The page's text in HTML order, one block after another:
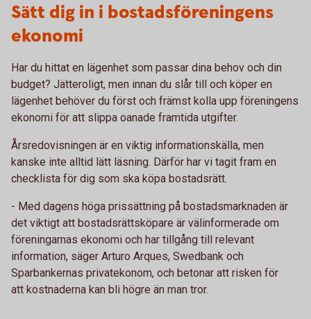
Sätt dig in i bostadsföreningens
ekonomi
Har du hittat en lägenhet som passar dina behov och din
budget? Jätteroligt, men innan du slår till och köper en
lägenhet behöver du först och främst kolla upp föreningens
ekonomi för att slippa oanade framtida utgifter.
Årsredovisningen är en viktig informationskälla, men
kanske inte alltid lätt läsning. Därför har vi tagit fram en
checklista för dig som ska köpa bostadsrätt.
- Med dagens höga prissättning på bostadsmarknaden är
det viktigt att bostadsrättsköpare är välinformerade om
föreningarnas ekonomi och har tillgång till relevant
information, säger Arturo Arques, Swedbank och
Sparbankernas privatekonom, och betonar att risken för
att kostnaderna kan bli högre än man tror.